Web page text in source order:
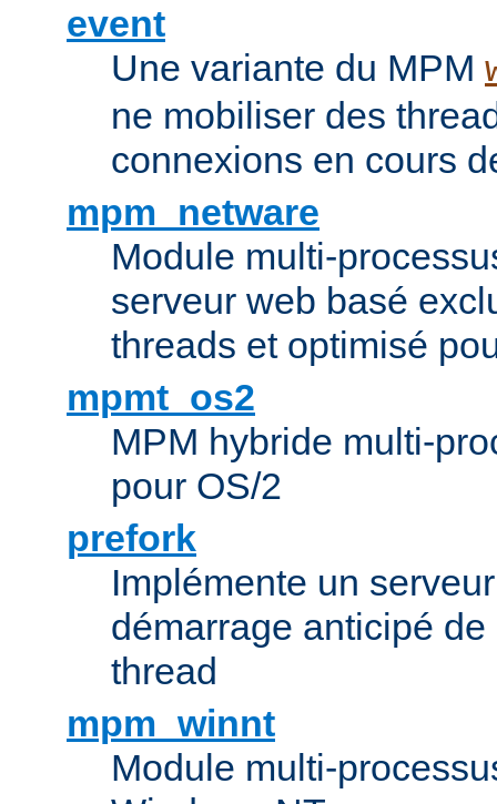
event
Une variante du MPM
ne mobiliser des
connexions en cours
mpm_netware
Module multi-
serveur web basé
threads et optimisé
mpmt_os2
MPM hybride multi-
pour OS/2
prefork
Implémente un
démarrage anticipé
thread
mpm_winnt
Module multi-